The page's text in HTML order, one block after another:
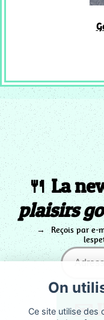
🍴 La
plaisirs
Reçois par e-
On
Ce site utilise des